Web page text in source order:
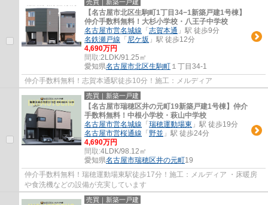
売買｜新築一戸建
【名古屋市北区生駒町1丁目34−1新築戸建1号棟】
仲介手数料無料！大杉小学校・八王子中学校
名古屋市営名城線 「 志賀本通 」駅 徒歩9分
名鉄瀬戸線 「 尼ケ坂 」駅 徒歩12分
4,690万円
間取:2LDK/91.25㎡
愛知県名古屋市北区生駒町 １丁目34-1
仲介手数料無料！志賀本通駅徒歩10分！施工：メルディア
売買｜新築一戸建
【名古屋市瑞穂区井の元町19新築戸建1号棟】仲介
手数料無料！中根小学校・萩山中学校
名古屋市営名城線 「 瑞穂運動場東 」駅 徒歩19分
名古屋市営桜通線 「 野並 」駅 徒歩24分
4,690万円
間取:4LDK/98.12㎡
愛知県名古屋市瑞穂区井の元町19
仲介手数料無料！瑞穂運動場東駅徒歩17分！施工：メルディア ・床暖房
や食洗機などの設備が充実しています
売買｜新築一戸建